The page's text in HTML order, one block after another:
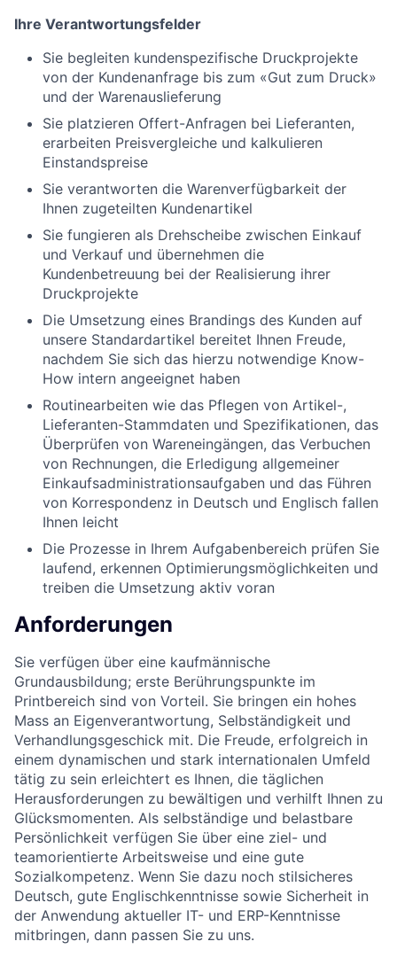
Ihre Verantwortungsfelder
Sie begleiten kundenspezifische Druckprojekte
von der Kundenanfrage bis zum «Gut zum Druck»
und der Warenauslieferung
Sie platzieren Offert-Anfragen bei Lieferanten,
erarbeiten Preisvergleiche und kalkulieren
Einstandspreise
Sie verantworten die Warenverfügbarkeit der
Ihnen zugeteilten Kundenartikel
Sie fungieren als Drehscheibe zwischen Einkauf
und Verkauf und übernehmen die
Kundenbetreuung bei der Realisierung ihrer
Druckprojekte
Die Umsetzung eines Brandings des Kunden auf
unsere Standardartikel bereitet Ihnen Freude,
nachdem Sie sich das hierzu notwendige Know-
How intern angeeignet haben
Routinearbeiten wie das Pflegen von Artikel-,
Lieferanten-Stammdaten und Spezifikationen, das
Überprüfen von Wareneingängen, das Verbuchen
von Rechnungen, die Erledigung allgemeiner
Einkaufsadministrationsaufgaben und das Führen
von Korrespondenz in Deutsch und Englisch fallen
Ihnen leicht
Die Prozesse in Ihrem Aufgabenbereich prüfen Sie
laufend, erkennen Optimierungsmöglichkeiten und
treiben die Umsetzung aktiv voran
Anforderungen
Sie verfügen über eine kaufmännische
Grundausbildung; erste Berührungspunkte im
Printbereich sind von Vorteil. Sie bringen ein hohes
Mass an Eigenverantwortung, Selbständigkeit und
Verhandlungsgeschick mit. Die Freude, erfolgreich in
einem dynamischen und stark internationalen Umfeld
tätig zu sein erleichtert es Ihnen, die täglichen
Herausforderungen zu bewältigen und verhilft Ihnen zu
Glücksmomenten. Als selbständige und belastbare
Persönlichkeit verfügen Sie über eine ziel- und
teamorientierte Arbeitsweise und eine gute
Sozialkompetenz. Wenn Sie dazu noch stilsicheres
Deutsch, gute Englischkenntnisse sowie Sicherheit in
der Anwendung aktueller IT- und ERP-Kenntnisse
mitbringen, dann passen Sie zu uns.